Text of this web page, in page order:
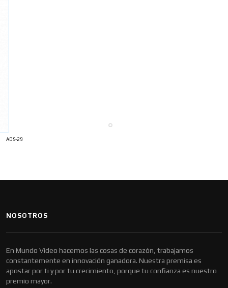
ADS-29
NOSOTROS
En Mundo Video hacemos las cosas de corazón, trabajamos
constantemente en innovación ganadora. Nuestra premisa es
apostar por ti y por tu crecimiento, porque tu confianza es nuestro
premio mayor.